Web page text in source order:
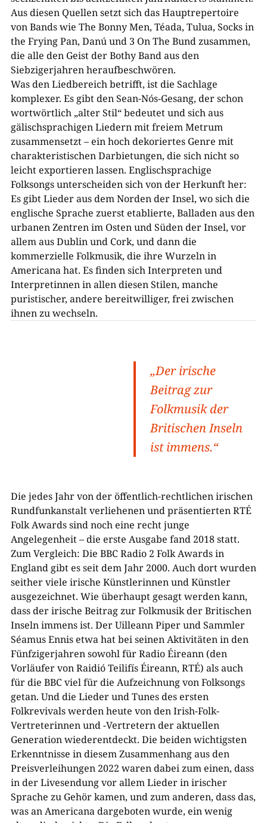
Aus diesen Quellen setzt sich das Hauptrepertoire
von Bands wie The Bonny Men, Téada, Tulua, Socks in
the Frying Pan, Danú und 3 On The Bund zusammen,
die alle den Geist der Bothy Band aus den
Siebzigerjahren heraufbeschwören.
Was den Liedbereich betrifft, ist die Sachlage
komplexer. Es gibt den Sean-Nós-Gesang, der schon
wortwörtlich „alter Stil“ bedeutet und sich aus
gälischsprachigen Liedern mit freiem Metrum
zusammensetzt – ein hoch dekoriertes Genre mit
charakteristischen Darbietungen, die sich nicht so
leicht exportieren lassen. Englischsprachige
Folksongs unterscheiden sich von der Herkunft her:
Es gibt Lieder aus dem Norden der Insel, wo sich die
englische Sprache zuerst etablierte, Balladen aus den
urbanen Zentren im Osten und Süden der Insel, vor
allem aus Dublin und Cork, und dann die
kommerzielle Folkmusik, die ihre Wurzeln in
Americana hat. Es finden sich Interpreten und
Interpretinnen in allen diesen Stilen, manche
puristischer, andere bereitwilliger, frei zwischen
ihnen zu wechseln.
„Der irische
Beitrag zur
Folkmusik der
Britischen Inseln
ist immens.“
Die jedes Jahr von der öffentlich-rechtlichen irischen
Rundfunkanstalt verliehenen und präsentierten RTÉ
Folk Awards sind noch eine recht junge
Angelegenheit – die erste Ausgabe fand 2018 statt.
Zum Vergleich: Die BBC Radio 2 Folk Awards in
England gibt es seit dem Jahr 2000. Auch dort wurden
seither viele irische Künstlerinnen und Künstler
ausgezeichnet. Wie überhaupt gesagt werden kann,
dass der irische Beitrag zur Folkmusik der Britischen
Inseln immens ist. Der Uilleann Piper und Sammler
Séamus Ennis etwa hat bei seinen Aktivitäten in den
Fünfzigerjahren sowohl für Radio Éireann (den
Vorläufer von Raidió Teilifís Éireann, RTÉ) als auch
für die BBC viel für die Aufzeichnung von Folksongs
getan. Und die Lieder und Tunes des ersten
Folkrevivals werden heute von den Irish-Folk-
Vertreterinnen und -Vertretern der aktuellen
Generation wiederentdeckt. Die beiden wichtigsten
Erkenntnisse in diesem Zusammenhang aus den
Preisverleihungen 2022 waren dabei zum einen, dass
in der Livesendung vor allem Lieder in irischer
Sprache zu Gehör kamen, und zum anderen, dass das,
was an Americana dargeboten wurde, ein wenig